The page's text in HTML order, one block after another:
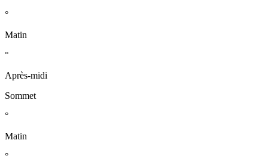
°
Matin
°
Après-midi
Sommet
°
Matin
°